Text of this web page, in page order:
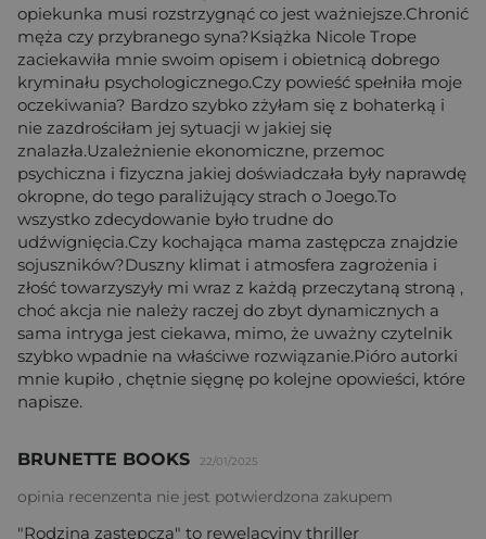
opiekunka musi rozstrzygnąć co jest ważniejsze.Chronić
męża czy przybranego syna?Książka Nicole Trope
zaciekawiła mnie swoim opisem i obietnicą dobrego
kryminału psychologicznego.Czy powieść spełniła moje
oczekiwania? Bardzo szybko zżyłam się z bohaterką i
nie zazdrościłam jej sytuacji w jakiej się
znalazła.Uzależnienie ekonomiczne, przemoc
psychiczna i fizyczna jakiej doświadczała były naprawdę
okropne, do tego paraliżujący strach o Joego.To
wszystko zdecydowanie było trudne do
udźwignięcia.Czy kochająca mama zastępcza znajdzie
sojuszników?Duszny klimat i atmosfera zagrożenia i
złość towarzyszyły mi wraz z każdą przeczytaną stroną ,
choć akcja nie należy raczej do zbyt dynamicznych a
sama intryga jest ciekawa, mimo, że uważny czytelnik
szybko wpadnie na właściwe rozwiązanie.Pióro autorki
mnie kupiło , chętnie sięgnę po kolejne opowieści, które
napisze.
BRUNETTE BOOKS 22/01/2025
opinia recenzenta nie jest potwierdzona zakupem
"Rodzina zastępcza" to rewelacyjny thriller